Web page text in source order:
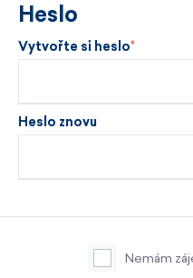
Heslo
Vytvořte si heslo
Heslo znovu
Nemám